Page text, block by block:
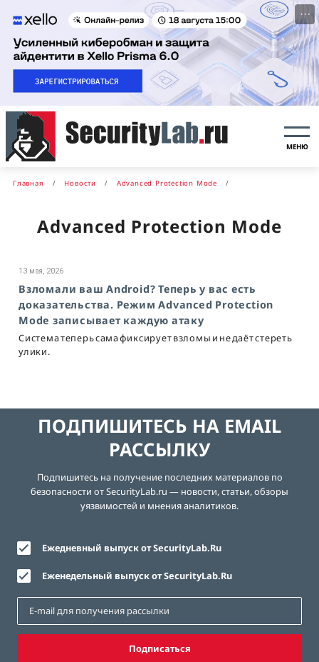
···
МЕНЮ
Главная Новости Advanced Protection Mode
Advanced Protection Mode
13 мая, 2026
Взломали ваш Android? Теперь у вас есть
доказательства. Режим Advanced Protection
Mode записывает каждую атаку
Система теперь сама фиксирует взломы и не даёт стереть
улики.
ПОДПИШИТЕСЬ НА EMAIL
РАССЫЛКУ
Подпишитесь на получение последних материалов по
безопасности от SecurityLab.ru — новости, статьи, обзоры
уязвимостей и мнения аналитиков.
Ежедневный выпуск от SecurityLab.Ru
Еженедельный выпуск от SecurityLab.Ru
Подписаться